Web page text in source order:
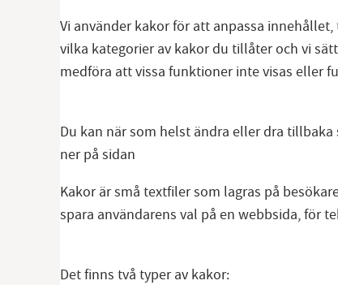
Vi använder kakor för att anpassa
vilka kategorier av kakor du tillåter och vi
medföra att vissa funktioner inte visas eller
Du kan när som helst ändra eller dra
ner på sidan
Kakor är små textfiler som lagras på
spara användarens val på en webbsida, för
Det finns två typer av kakor: